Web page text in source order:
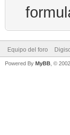
Equipo del foro
Powered By MyBB , ©